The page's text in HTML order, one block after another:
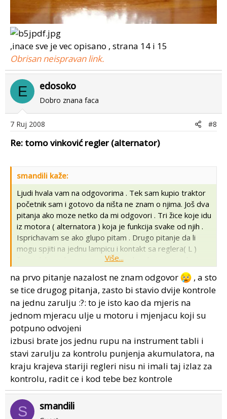
,inace sve je vec opisano , strana 14 i 15
Obrisan neispravan link.
E edosoko
Dobro znana faca
7 Ruj 2008 #8
Re: tomo vinković regler (alternator)
smandili kaže:
Ljudi hvala vam na odgovorima . Tek sam kupio traktor
početnik sam i gotovo da ništa ne znam o njima. Još dva
pitanja ako moze netko da mi odgovori . Tri žice koje idu
iz motora ( alternatora ) koja je funkcija svake od njih .
Isprichavam se ako glupo pitam . Drugo pitanje da li
mogu spjiti na jednu lampicu i kontakt sa reglera( L )
španjolski regler ne znam sad tochno koje je marke i
Više...
na prvo pitanje nazalost ne znam odgovor
, a sto
se tice drugog pitanja, zasto bi stavio dvije kontrole
na jednu zarulju :?: to je isto kao da mjeris na
jednom mjeracu ulje u motoru i mjenjacu koji su
potpuno odvojeni
izbusi brate jos jednu rupu na instrument tabli i
stavi zarulju za kontrolu punjenja akumulatora, na
kraju krajeva stariji regleri nisu ni imali taj izlaz za
kontrolu, radit ce i kod tebe bez kontrole
S smandili